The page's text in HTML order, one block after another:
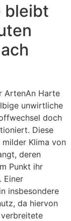
bleibt
ArtenAn Harte
unwirtliche
doch
Diese
Klima von
deren
Punkt ihr
Einer
insbesondere
da hiervon